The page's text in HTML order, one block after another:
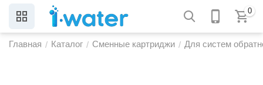
0
Главная / Каталог / Сменные картриджи / Для систем